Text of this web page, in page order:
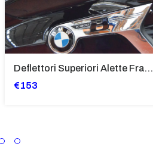
Deflettori Superiori Alette Frangivento Bmw K 1600 Gtl (2017>) - Bugger - Grand America Fumè Scuro - SP8023-FS-K1600GTL
€153